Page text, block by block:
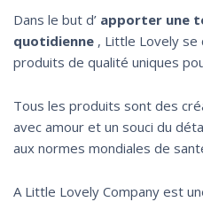
Dans le but d’ apporter une
quotidienne , Little Lovely se
produits de qualité uniques
Tous les produits sont des
avec amour et un souci du
aux normes mondiales de
A Little Lovely Company est